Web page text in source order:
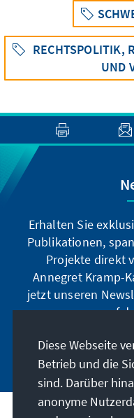
RECHTSPOLITIK,
UND
Erhalten Sie
Publikationen,
Projekte direkt
Annegret Kramp-
jetzt unseren
auf
Diese Webseite
Betrieb und die
sind. Darüber
anonyme